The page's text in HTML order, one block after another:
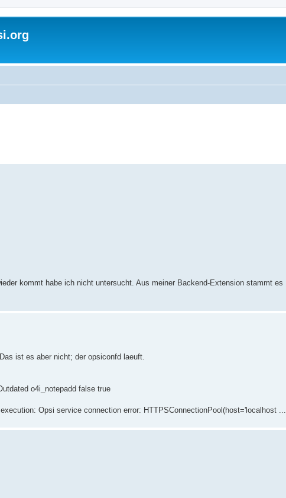
kommt habe ich nicht untersucht. Aus meiner Backend-Extension stammt es
ist es aber nicht; der opsiconfd laeuft.
o4i_notepadd false true
Opsi service connection error: HTTPSConnectionPool(host='localhost ...